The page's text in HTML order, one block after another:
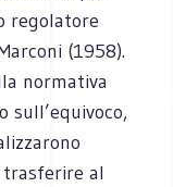
rego­la­tore
(1958).
nor­ma­tiva
sull’equivoco,
al